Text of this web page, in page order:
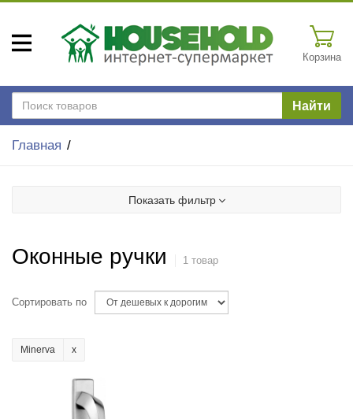
Корзина
Найти
Главная
Показать фильтр
Оконные ручки 1 товар
Сортировать по
Minerva